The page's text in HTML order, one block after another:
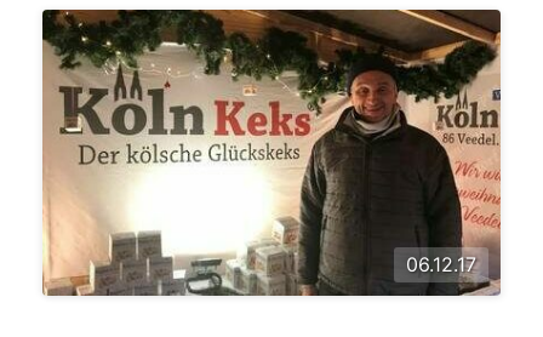
06.12.17